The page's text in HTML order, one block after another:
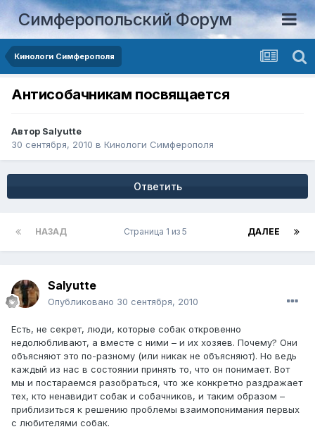
Симферопольский Форум
Кинологи Симферополя
Антисобачникам посвящается
Автор Salyutte
30 сентября, 2010 в Кинологи Симферополя
Ответить
НАЗАД ДАЛЕЕ
Страница 1 из 5
Salyutte
Опубликовано 30 сентября, 2010
Есть, не секрет, люди, которые собак откровенно
недолюбливают, а вместе с ними – и их хозяев. Почему? Они
объясняют это по-разному (или никак не объясняют). Но ведь
каждый из нас в состоянии принять то, что он понимает. Вот
мы и постараемся разобраться, что же конкретно раздражает
тех, кто ненавидит собак и собачников, и таким образом –
приблизиться к решению проблемы взаимопонимания первых
с любителями собак.